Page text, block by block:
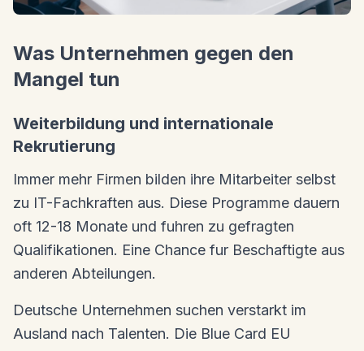
Was Unternehmen gegen den
Mangel tun
Weiterbildung und internationale
Rekrutierung
Immer mehr Firmen bilden ihre Mitarbeiter selbst
zu IT-Fachkraften aus. Diese Programme dauern
oft 12-18 Monate und fuhren zu gefragten
Qualifikationen. Eine Chance fur Beschaftigte aus
anderen Abteilungen.
Deutsche Unternehmen suchen verstarkt im
Ausland nach Talenten. Die Blue Card EU